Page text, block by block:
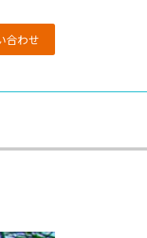
合わせ